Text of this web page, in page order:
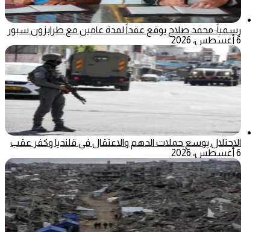
رسمياً: محمد صلاح يوقع عقداً لمدة عامين مع طرابزون سبور
6 أغسطس، 2026
الاحتلال يوسع حملات الدهم والاعتقال في قلنديا وكفر عقب
6 أغسطس، 2026